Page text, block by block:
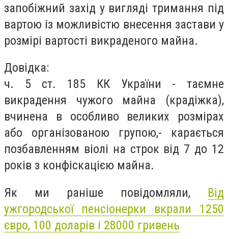
запобіжний захід у вигляді тримання під
вартою із можливістю внесення застави у
розмірі вартості викраденого майна.
Довідка:
ч. 5 ст. 185 КК України - таємне
викрадення чужого майна (крадіжка),
вчинена в особливо великих розмірах
або організованою групою,- карається
позбавленням віолі на строк від 7 до 12
років з конфіскацією майна.
Як ми раніше повідомляли, Від
ужгородської пенсіонерки вкрали 1250
євро, 100 доларів і 28000 гривень